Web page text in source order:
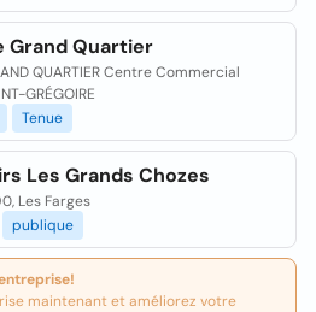
Grand Quartier
QUARTIER Centre Commercial
GRÉGOIRE
Tenue
Les Grands Chozes
Les Farges
publique
maintenant et améliorez votre